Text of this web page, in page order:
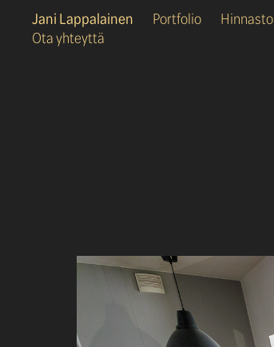
Jani Lappalainen Portfolio
Hinnasto
Ota yhteyttä